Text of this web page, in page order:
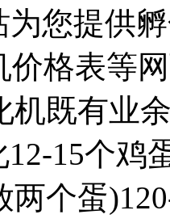
为您提供
价格表等
机既有业
15个鸡
两个蛋